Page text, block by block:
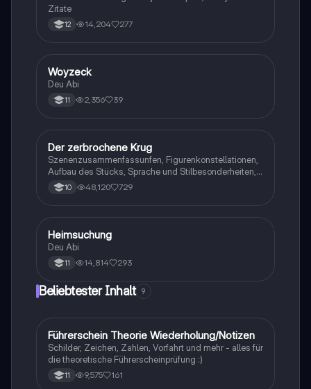
Zitate
12 14,204 277
Deutsch
Woyzeck
Deu Abi
11 2,356 39
Deutsch
Der zerbrochene Krug
Szenenzusammenfassunfen, Figurenkonstellationen,
Aufbau des Stücks, Sprache und Stilbesonderheiten,
Aussageabsicht, Thematik, Interpretation
10 48,120 729
Deutsch
Heimsuchung
Deu Abi
11 14,814 293
Beliebtester Inhalt 9
Lerntipps
Führerschein Theorie Wiederholung/Notizen
Schilder, Zeichen, Zahlen, Vorfahrt und mehr - alles für
die theoretische Führerscheinprüfung :)
11 9,575 161